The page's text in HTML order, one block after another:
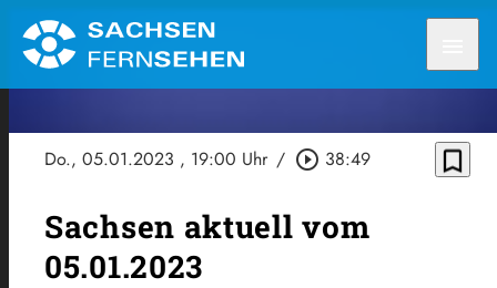
Do., 05.01.2023 , 19:00 Uhr / play_circle_outline 38:49 bookmark_border
Sachsen aktuell vom
05.01.2023